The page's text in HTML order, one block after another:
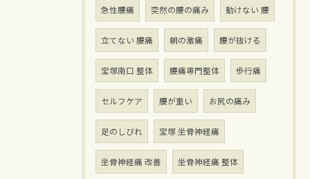
急性腰痛 突然の腰の痛み 動けない 腰
立てない 腰痛 朝の激痛 腰が抜ける
宝塚南口 整体 腰痛専門整体 歩行痛
セルフケア 腰が重い お尻の痛み
足のしびれ 宝塚 坐骨神経痛
坐骨神経痛 改善 坐骨神経痛 整体